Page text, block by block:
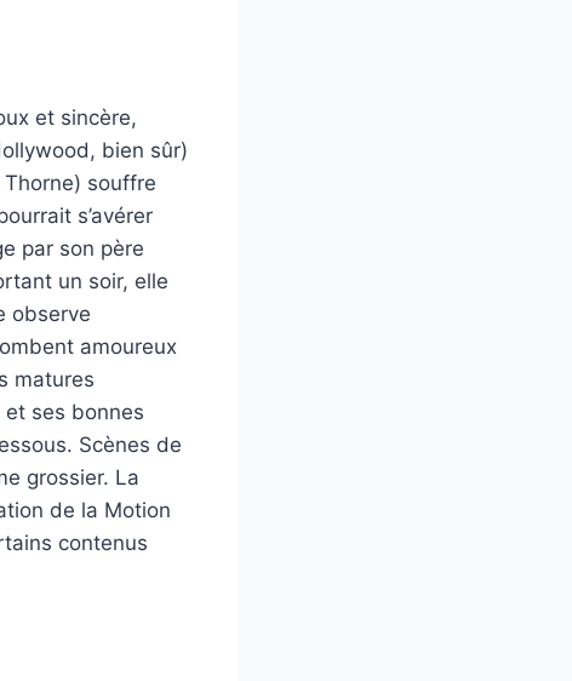
et sincère,
bien sûr)
souffre
s’avérer
par son père
un soir, elle
observe
amoureux
matures
et ses bonnes
Scènes de
grossier. La
de la Motion
contenus